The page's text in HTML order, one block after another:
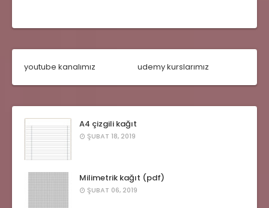
youtube kanalımız udemy kurslarımız
A4 çizgili kağıt
ŞUBAT 18, 2019
Milimetrik kağıt (pdf)
ŞUBAT 06, 2019